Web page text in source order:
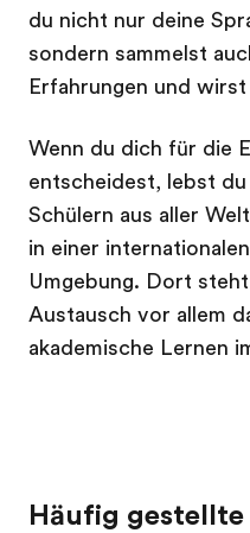
du nicht nur deine
sondern sammelst
Erfahrungen und
Wenn du dich für die
entscheidest, lebst du
Schülern aus aller
in einer
Umgebung. Dort
Austausch vor allem
akademische Lernen
Häufig gestellte